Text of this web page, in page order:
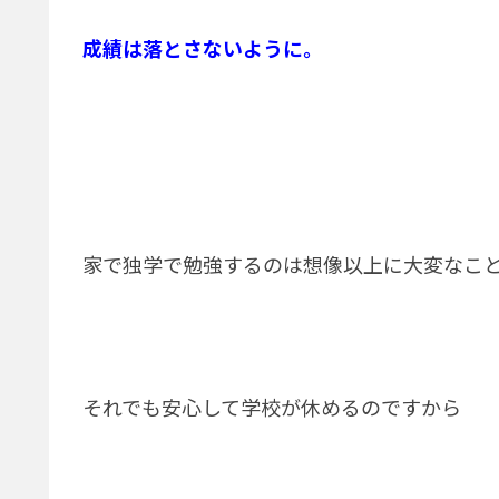
成績は落とさないように。
家で独学で勉強するのは想像以上に大変なこ
それでも安心して学校が休めるのですから